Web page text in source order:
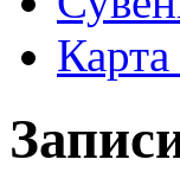
Карта